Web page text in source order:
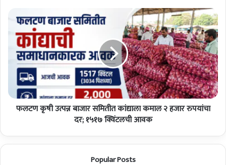
कृषी
उत्पन्न
बाजार
समितीत
कांद्याला
कमाल
हजार
रुपयांचा
क्विंटलची
फलटण कृषी उत्पन्न बाजार समितीत कांद्याला कमाल २ हजार रुपयांचा
दर; १५१७ क्विंटलची आवक
Popular Posts